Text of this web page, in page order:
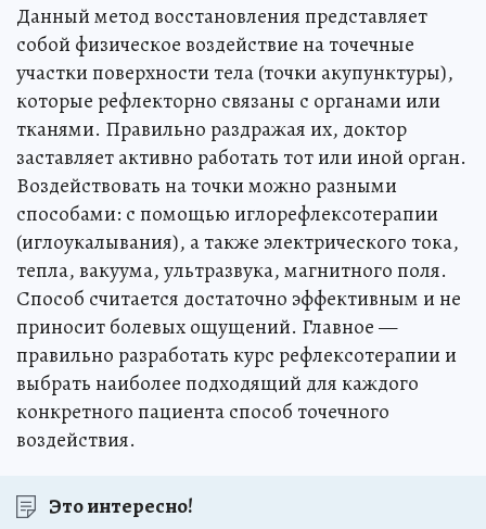
Данный метод восстановления представляет
собой физическое воздействие на точечные
участки поверхности тела (точки акупунктуры),
которые рефлекторно связаны с органами или
тканями. Правильно раздражая их, доктор
заставляет активно работать тот или иной орган.
Воздействовать на точки можно разными
способами: с помощью иглорефлексотерапии
(иглоукалывания), а также электрического тока,
тепла, вакуума, ультразвука, магнитного поля.
Способ считается достаточно эффективным и не
приносит болевых ощущений. Главное —
правильно разработать курс рефлексотерапии и
выбрать наиболее подходящий для каждого
конкретного пациента способ точечного
воздействия.
Это интересно!